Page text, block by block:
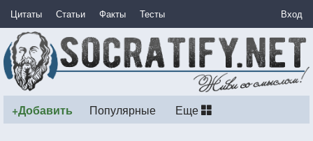
Цитаты Статьи Факты Тесты Вход
+Добавить Популярные Еще